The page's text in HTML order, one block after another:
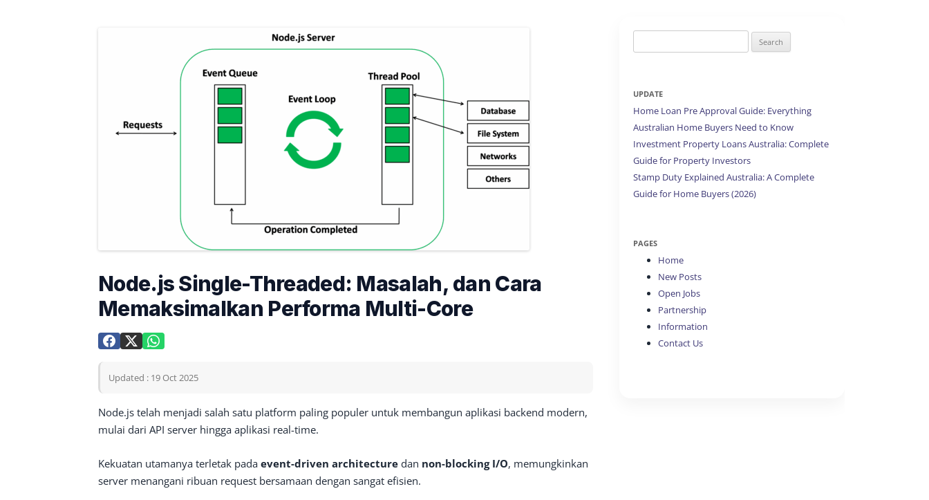
Node.js Single-Threaded: Masalah, dan Cara
Memaksimalkan Performa Multi-Core
Updated : 19 Oct 2025
Node.js telah menjadi salah satu platform paling populer untuk membangun aplikasi backend modern,
mulai dari API server hingga aplikasi real-time.
Kekuatan utamanya terletak pada event-driven architecture dan non-blocking I/O, memungkinkan
server menangani ribuan request bersamaan dengan sangat efisien.
for:
UPDATE
Home Loan Pre Approval Guide: Everything
Australian Home Buyers Need to Know
Investment Property Loans Australia: Complete
Guide for Property Investors
Stamp Duty Explained Australia: A Complete
Guide for Home Buyers (2026)
PAGES
Home
New Posts
Open Jobs
Partnership
Information
Contact Us